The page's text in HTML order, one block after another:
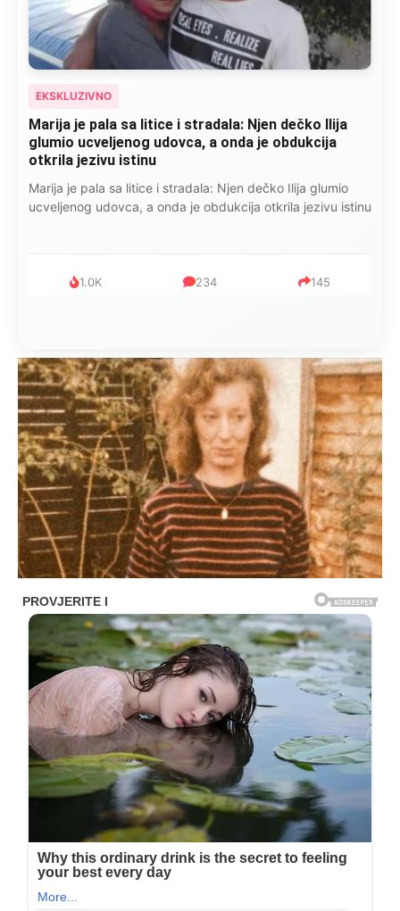
EKSKLUZIVNO
Marija je pala sa litice i stradala: Njen dečko Ilija
glumio ucveljenog udovca, a onda je obdukcija
otkrila jezivu istinu
Marija je pala sa litice i stradala: Njen dečko Ilija glumio
ucveljenog udovca, a onda je obdukcija otkrila jezivu istinu
1.0K 234 145